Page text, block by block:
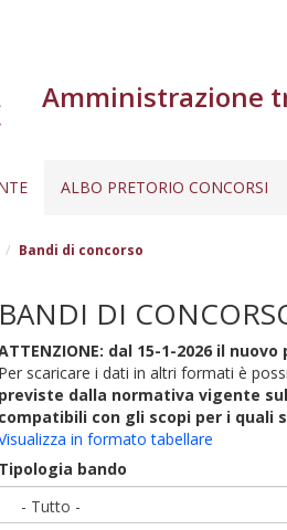
Amministrazione
ALBO PRETORIO CONCORSI
Bandi di concorso
BANDI DI
dal 15-1-2026 il
Per scaricare i dati in altri formati è
previste dalla normativa vigente
compatibili con gli scopi per i
in formato tabellare
Tipologia bando
- Tutto -